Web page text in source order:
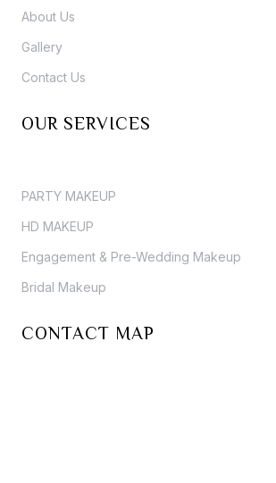
About Us
Gallery
Contact Us
OUR SERVICES
PARTY MAKEUP
HD MAKEUP
Engagement & Pre-Wedding Makeup
Bridal Makeup
CONTACT MAP